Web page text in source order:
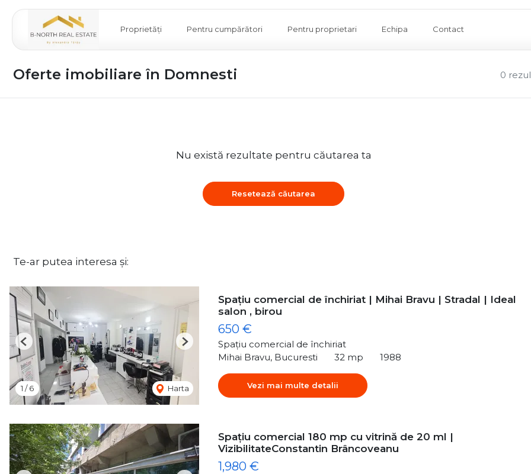
Proprietăți Pentru cumpărători Pentru proprietari Echipa Contact
0
Oferte imobiliare în Domnesti
Nu există rezultate pentru căutarea ta
Resetează căutarea
Te-ar putea interesa și:
1 /6 Harta
Previous Next
Spațiu comercial de închiriat | Mihai Bravu | Stradal | Ideal
salon , birou
650 €
Spațiu comercial de închiriat
Mihai Bravu, Bucuresti
32 mp 1988
Vezi mai multe detalii
Spațiu comercial 180 mp cu vitrină de 20 ml |
VizibilitateConstantin Brâncoveanu
1,980 €